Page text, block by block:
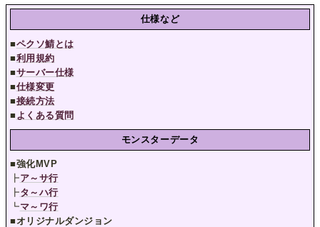
仕様など
■ペクソ鯖とは
■利用規約
■サーバー仕様
■仕様変更
■接続方法
■ よくある質問
モンスターデータ
■強化MVP
┣ア～サ行
┣タ～ハ行
┗マ～ワ行
■オリジナルダンジョン